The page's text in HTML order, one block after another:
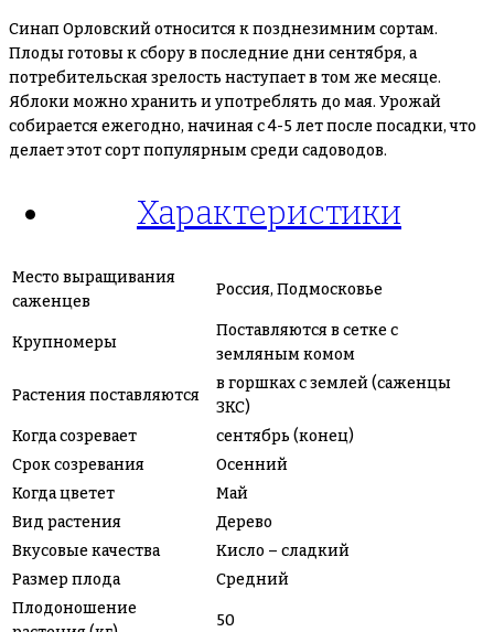
Синап Орловский относится к позднезимним сортам.
Плоды готовы к сбору в последние дни сентября, а
потребительская зрелость наступает в том же месяце.
Яблоки можно хранить и употреблять до мая. Урожай
собирается ежегодно, начиная с 4-5 лет после посадки, что
делает этот сорт популярным среди садоводов.
Характеристики
Место выращивания
саженцев
Россия, Подмосковье
Крупномеры
Поставляются в сетке с
земляным комом
Растения поставляются
в горшках с землей (саженцы
ЗКС)
Когда созревает
сентябрь (конец)
Срок созревания
Осенний
Когда цветет
Май
Вид растения
Дерево
Вкусовые качества
Кисло – сладкий
Размер плода
Средний
Плодоношение
50